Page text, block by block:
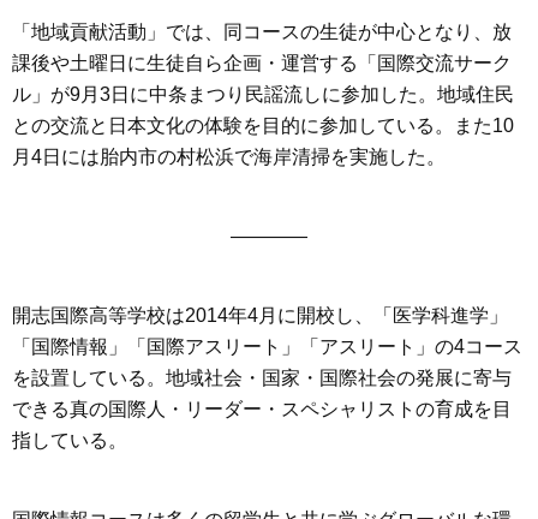
「地域貢献活動」では、同コースの生徒が中心となり、放
課後や土曜日に生徒自ら企画・運営する「国際交流サーク
ル」が9月3日に中条まつり民謡流しに参加した。地域住民
との交流と日本文化の体験を目的に参加している。また10
月4日には胎内市の村松浜で海岸清掃を実施した。
————
開志国際高等学校は2014年4月に開校し、「医学科進学」
「国際情報」「国際アスリート」「アスリート」の4コース
を設置している。地域社会・国家・国際社会の発展に寄与
できる真の国際人・リーダー・スペシャリストの育成を目
指している。